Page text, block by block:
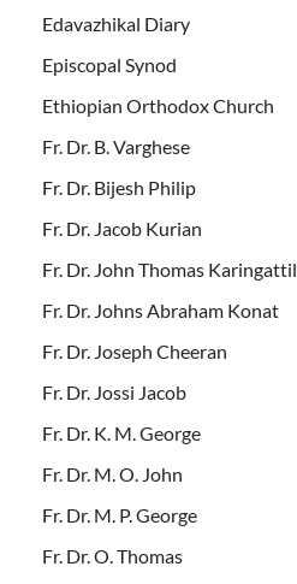
Edavazhikal Diary
Episcopal Synod
Ethiopian Orthodox Church
Fr. Dr. B. Varghese
Fr. Dr. Bijesh Philip
Fr. Dr. Jacob Kurian
Fr. Dr. John Thomas Karingattil
Fr. Dr. Johns Abraham Konat
Fr. Dr. Joseph Cheeran
Fr. Dr. Jossi Jacob
Fr. Dr. K. M. George
Fr. Dr. M. O. John
Fr. Dr. M. P. George
Fr. Dr. O. Thomas